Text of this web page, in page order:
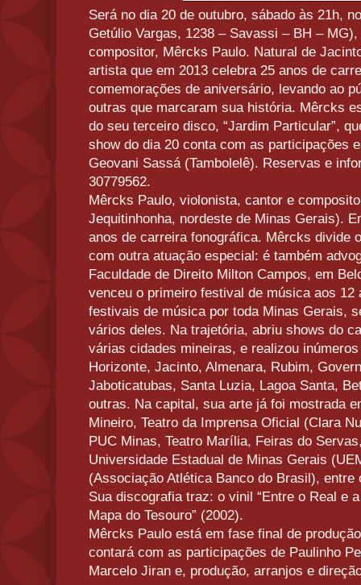
Será no dia 20 de outubro, sábado às 21h,
Getúlio Vargas, 1238 – Savassi – BH –
compositor, Mêrcks Paulo. Natural de
artista que em 2013 celebra 25 anos de
comemorações de aniversário, levando ao
outras que marcaram sua história. Mêrcks
do seu terceiro disco, “Jardim Particular”,
show do dia 20 conta com as participações
Geovani Sassá (Tambolelê). Reservas e
30779562.
Mêrcks Paulo, violonista, cantor e
Jequitinhonha, nordeste de Minas Gerais).
anos de carreira fonográfica. Mêrcks divide
com outra atuação especial: é também
Faculdade de Direito Milton Campos, em
venceu o primeiro festival de música aos 12
festivais de música por toda Minas Gerais,
vários deles. Na trajetória, abriu shows do
várias cidades mineiras, e realizou
Horizonte, Jacinto, Almenara, Rubim,
Jaboticatubas, Santa Luzia, Lagoa Santa,
outras. Na capital, sua arte já foi mostrada
Mineiro, Teatro da Imprensa Oficial (Clara
PUC Minas, Teatro Marília, Feiras do
Universidade Estadual de Minas Gerais
(Associação Atlética Banco do Brasil), entre
Sua discografia traz: o vinil “Entre o Real e
Mapa do Tesouro” (2002).
Mêrcks Paulo está em fase final de
contará com as participações de Paulinho
Marcelo Jiran e, produção, arranjos e